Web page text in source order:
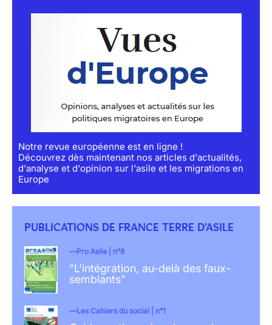
Notre revue européenne est en ligne !
Découvrez dès maintenant nos articles d'actualités,
d'analyse et d'opinion sur l'asile et les migrations en
Europe
PUBLICATIONS DE FRANCE TERRE D'ASILE
Pro Asile | n°8
"L'intégration, au-delà des faux-
semblants"
Les Cahiers du social | n°1